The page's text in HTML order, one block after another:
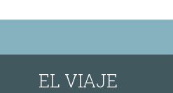
EL VIAJE